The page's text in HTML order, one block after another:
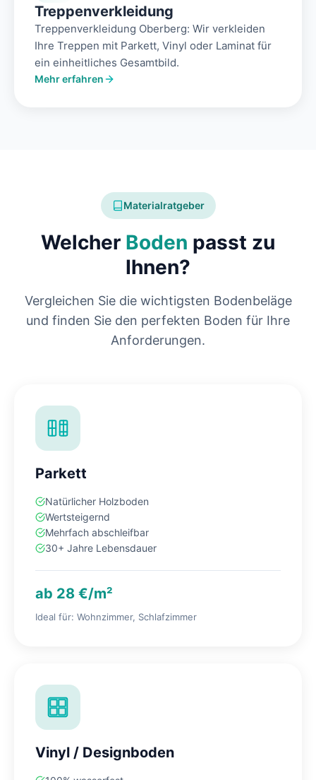
Treppenverkleidung
Treppenverkleidung Oberberg: Wir verkleiden
Ihre Treppen mit Parkett, Vinyl oder Laminat für
ein einheitliches Gesamtbild.
Mehr erfahren
Materialratgeber
Welcher Boden passt zu
Ihnen?
Vergleichen Sie die wichtigsten Bodenbeläge
und finden Sie den perfekten Boden für Ihre
Anforderungen.
Parkett
Natürlicher Holzboden
Wertsteigernd
Mehrfach abschleifbar
30+ Jahre Lebensdauer
ab 28 €/m²
Ideal für: Wohnzimmer, Schlafzimmer
Vinyl / Designboden